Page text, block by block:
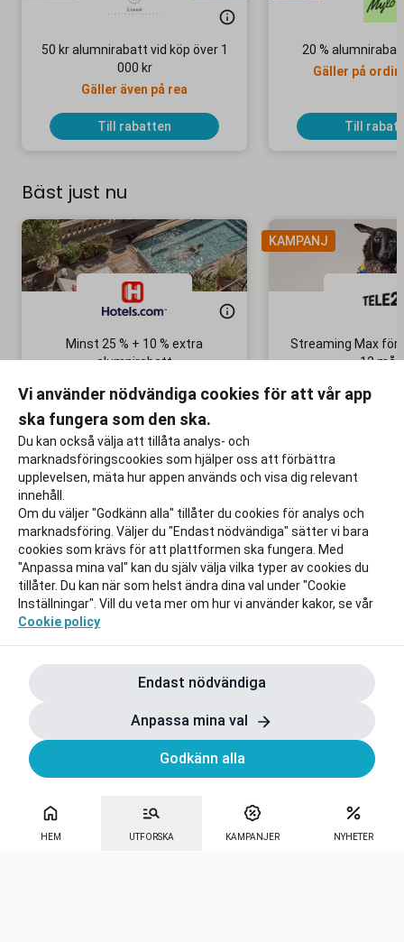
HEM UTFORSKA KAMPANJER NYHETER
50 kr alumnirabatt vid köp över 1
000 kr
Gäller även på rea
Till rabatten
20 %
Gäller på
Till
Bäst just nu
Minst 25 % + 10 % extra
alumnirabatt
Till rabatten
KAMPANJ
Streaming Max för
12 mån
Ingen
Vi använder nödvändiga cookies för att vår app
ska fungera som den ska.
Du kan också välja att tillåta analys- och
marknadsföringscookies som hjälper oss att förbättra
upplevelsen, mäta hur appen används och visa dig relevant
innehåll.
Om du väljer "Godkänn alla" tillåter du cookies för analys och
marknadsföring. Väljer du "Endast nödvändiga" sätter vi bara
cookies som krävs för att plattformen ska fungera. Med
"Anpassa mina val" kan du själv välja vilka typer av cookies du
tillåter. Du kan när som helst ändra dina val under "Cookie
Inställningar". Vill du veta mer om hur vi använder kakor, se vår
Cookie policy
Endast nödvändiga
Anpassa mina val
Godkänn alla